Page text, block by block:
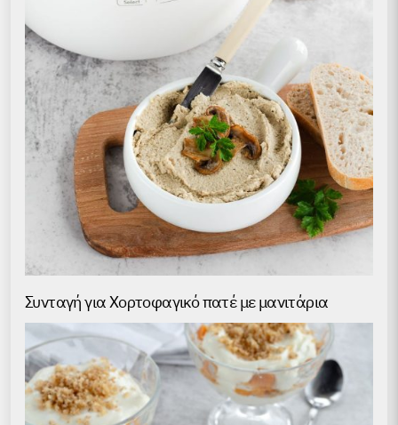
Συνταγή για Хορτοφαγικό πατέ με μανιτάρια